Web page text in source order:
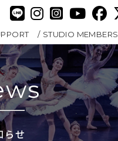
STUDIO MEMBERS
らせ